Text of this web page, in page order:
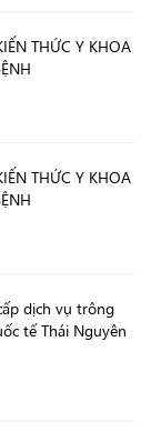
THỨC Y KHOA
THỨC Y KHOA
dịch vụ trông
tế Thái Nguyên